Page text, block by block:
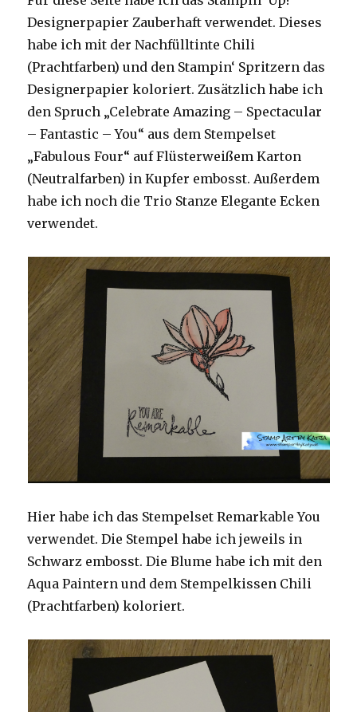
Designerpapier Zauberhaft verwendet. Dieses
habe ich mit der Nachfülltinte Chili
(Prachtfarben) und den Stampin‘ Spritzern das
Designerpapier koloriert. Zusätzlich habe ich
den Spruch „Celebrate Amazing – Spectacular
– Fantastic – You“ aus dem Stempelset
„Fabulous Four“ auf Flüsterweißem Karton
(Neutralfarben) in Kupfer embosst. Außerdem
habe ich noch die Trio Stanze Elegante Ecken
verwendet.
Hier habe ich das Stempelset Remarkable You
verwendet. Die Stempel habe ich jeweils in
Schwarz embosst. Die Blume habe ich mit den
Aqua Paintern und dem Stempelkissen Chili
(Prachtfarben) koloriert.